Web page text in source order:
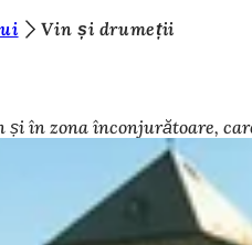
Vin și drumeții
și în zona înconjurătoare,